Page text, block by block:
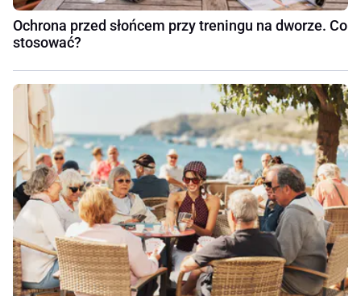
Ochrona przed słońcem przy treningu na dworze. Co
stosować?